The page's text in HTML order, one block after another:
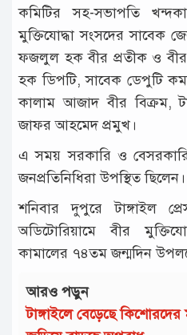
কমিটির সহ-সভাপতি
মুক্তিযোদ্ধা সংসদের সাবেক
ফজলুল হক বীর প্রতীক ও বীর
হক ডিপটি, সাবেক ডেপুটি
কালাম আজাদ বীর বিক্রম,
জাফর আহমেদ প্রমুখ।
এ সময় সরকারি ও বেসরকারি
জনপ্রতিনিধিরা উপস্থিত ছিলেন।
শনিবার দুপুরে টাঙ্গাইল
অডিটোরিয়ামে বীর
কামালের ৭৪তম জন্মদিন
আরও পড়ুন
টাঙ্গাইলে বেড়েছে